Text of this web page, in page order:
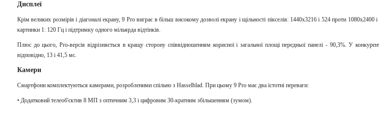
Дисплеї
Крім великих розмірів і діагоналі екрану, 9 Pro виграє в більш високому дозволі екрану і щільності пікселів: 1440х3216 і 524 проти
картинки 1: 120 Гц і підтримку одного мільярда відтінків.
Плюс до цього, Pro-версія відрізняється в кращу сторону співвідношенням корисної і загальної площі передньої панелі - 90,3%. У
відповідно, 13 і 41,5 мс.
Камери
Смартфони комплектуються камерами, розробленими спільно з Hasselblad. При цьому 9 Pro має два істотні переваги:
• Додатковий телеоб'єктив 8 МП з оптичним 3,3 і цифровим 30-кратним збільшенням (зумом).